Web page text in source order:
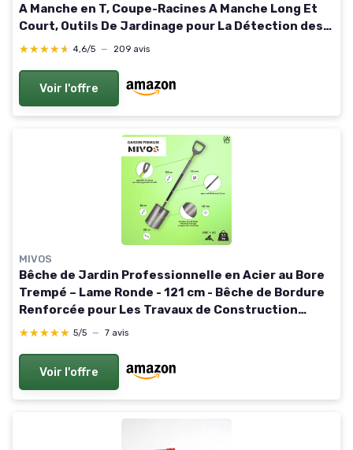
A Manche en T, Coupe-Racines A Manche Long Et
Court, Outils De Jardinage pour La Détection des
Métaux, Repiquage, Camping, 80 Et 116 cm
★★★★★
★★★★★ 4,6/5 — 209 avis
Voir l'offre
MIVOS
Bêche de Jardin Professionnelle en Acier au Bore
Trempé – Lame Ronde - 121 cm - Bêche de Bordure
Renforcée pour Les Travaux de Construction
Lourds - Pelle à Creuser - Fabriquée en UE Bêche
★★★★★
★★★★★ 5/5 — 7 avis
Voir l'offre